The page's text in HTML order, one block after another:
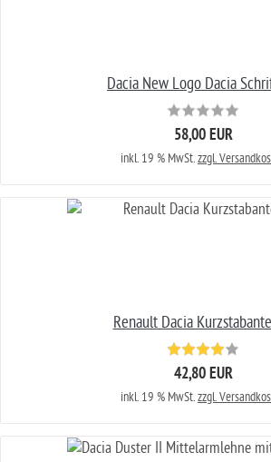
Dacia New Logo Dacia
58,00 EUR
inkl. 19 % MwSt.zzgl.
Renault Dacia
42,80 EUR
inkl. 19 % MwSt.zzgl.